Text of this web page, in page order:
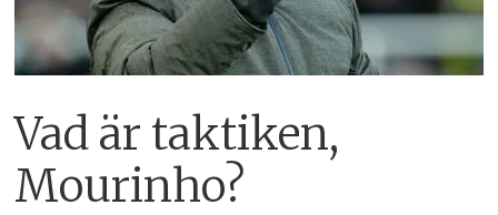
Vad är taktiken,
Mourinho?